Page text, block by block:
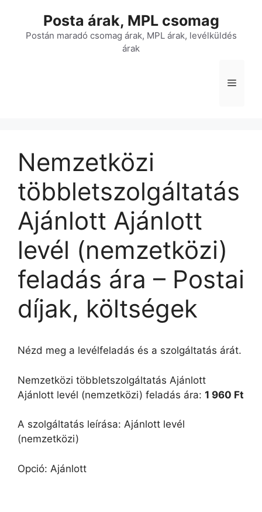
tartalomba
Posta árak, MPL csomag
Postán maradó csomag árak, MPL árak, levélküldés
árak
Menü
Nemzetközi
többletszolgáltatás
Ajánlott Ajánlott
levél (nemzetközi)
feladás ára – Postai
díjak, költségek
Nézd meg a levélfeladás és a szolgáltatás árát.
Nemzetközi többletszolgáltatás Ajánlott
Ajánlott levél (nemzetközi) feladás ára: 1 960 Ft
A szolgáltatás leírása: Ajánlott levél
(nemzetközi)
Opció: Ajánlott